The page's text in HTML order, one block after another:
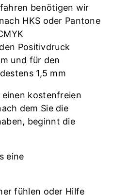
benötigen wir
HKS oder Pantone
Positivdruck
und für den
1,5 mm
kostenfreien
dem Sie die
beginnt die
eine
fühlen oder Hilfe